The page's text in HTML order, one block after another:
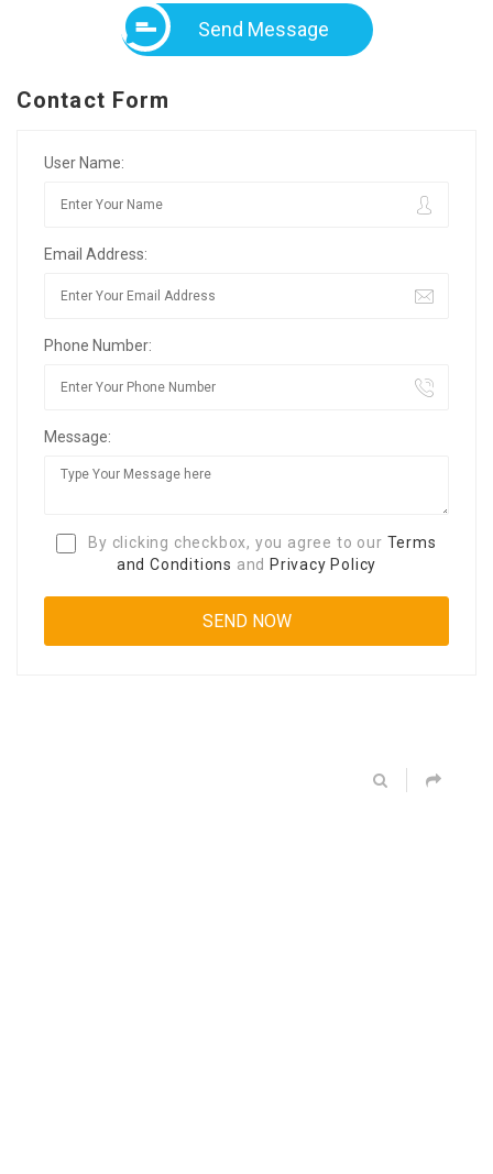
Send Message
Contact Form
User Name:
Email Address:
Phone Number:
Message:
By clicking checkbox, you agree to our Terms
and Conditions and Privacy Policy